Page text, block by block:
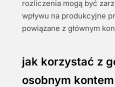
rozliczenia mogą być
wpływu na produkcyjne
powiązane z głównym
jak korzystać z
osobnym